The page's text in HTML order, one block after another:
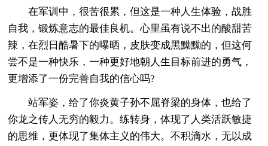
在军训中，很苦很累，但这是一种人生体验，战胜
自我，锻炼意志的最佳良机。心里虽有说不出的酸甜苦
辣，在烈日酷暑下的曝晒，皮肤变成黑黝黝的，但这何
尝不是一种快乐，一种更好地朝人生目标前进的勇气，
更增添了一份完善自我的信心吗?
站军姿，给了你炎黄子孙不屈脊梁的身体，也给了
你龙之传人无穷的毅力。练转身，体现了人类活跃敏捷
的思维，更体现了集体主义的伟大。不积滴水，无以成